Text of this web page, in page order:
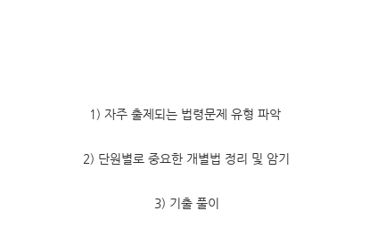
1) 자주 출제되는 법령문제 유형 파악
2) 단원별로 중요한 개별법 정리 및 암기
3) 기출 풀이